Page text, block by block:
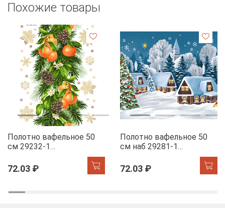
Похожие товары
Полотно вафельное 50
см 29232-1
Мандариновый коктель
72.03 ₽
Полотно вафельное 50
см наб 29281-1
72.03 ₽